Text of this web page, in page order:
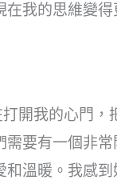
我的思維變得
開我的心門，
要有一個非
溫暖。我感